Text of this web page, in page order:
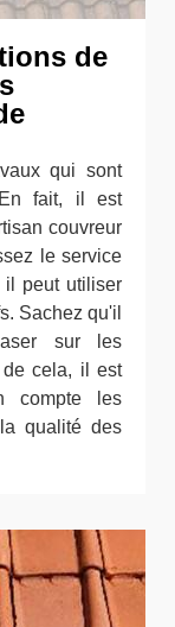
de
qui sont
fait, il est
couvreur
le service
il peut utiliser
Sachez qu'il
sur les
cela, il est
compte les
qualité des